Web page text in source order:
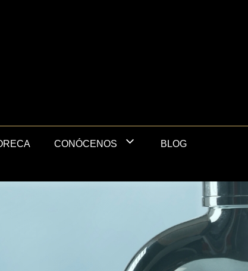
CONÓCENOS BLOG